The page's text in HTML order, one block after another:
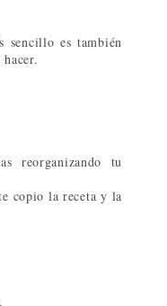
sencillo es también
reorganizando tu
copio la receta y la